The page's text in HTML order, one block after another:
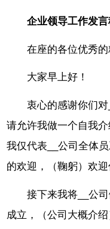
企业领导工作发
在座的各位优秀的
大家早上好！
衷心的感谢你们
请允许我做一个自我
我仅代表__公司全体
的欢迎，（鞠躬）欢迎
接下来我将__公
成立，（公司大概介